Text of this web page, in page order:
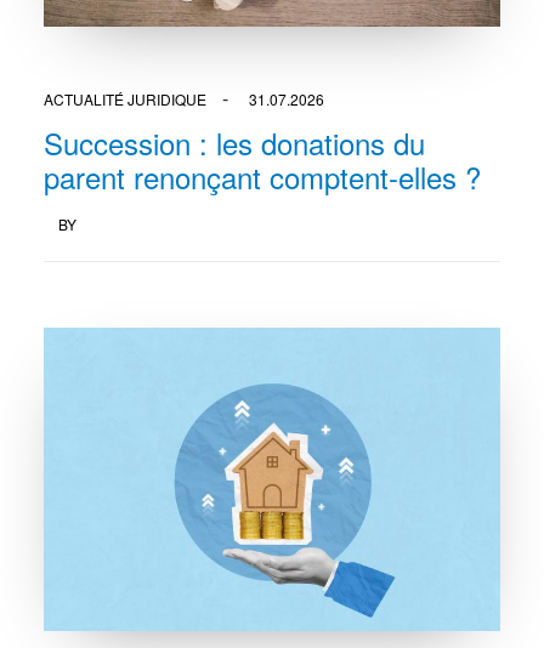
ACTUALITÉ JURIDIQUE 31.07.2026
Succession : les donations du
parent renonçant comptent-elles ?
BY